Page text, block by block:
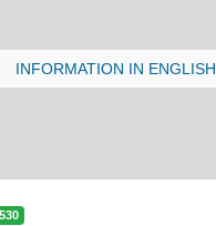
INFORMATION IN ENGLISH